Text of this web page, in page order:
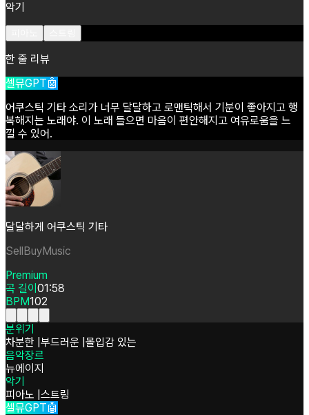
악기
한 줄 리뷰
셀뮤GPT🤖
어쿠스틱 기타 소리가 너무 달달하고 로맨틱해서 기분이 좋아지고 행
복해지는 노래야. 이 노래 들으면 마음이 편안해지고 여유로움을 느
낄 수 있어.
달달하게 어쿠스틱 기타
SellBuyMusic
Premium
곡 길이 01:58
BPM102
분위기
차분한 부드러운 몰입감 있는
음악장르
뉴에이지
악기
피아노 스트링
셀뮤GPT🤖